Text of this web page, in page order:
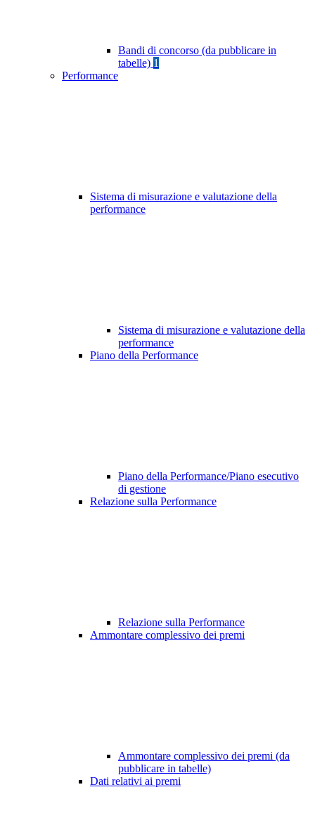
Bandi di concorso (da pubblicare in
tabelle) 1
Performance
Sistema di misurazione e valutazione della
performance
Sistema di misurazione e valutazione della
performance
Piano della Performance
Piano della Performance/Piano esecutivo
di gestione
Relazione sulla Performance
Relazione sulla Performance
Ammontare complessivo dei premi
Ammontare complessivo dei premi (da
pubblicare in tabelle)
Dati relativi ai premi